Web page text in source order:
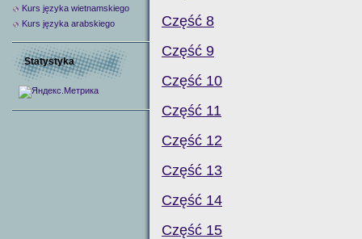
Część 8
Część 9
Część 10
Część 11
Część 12
Część 13
Część 14
Część 15
Kurs języka wietnamskiego
Kurs języka arabskiego
Statystyka